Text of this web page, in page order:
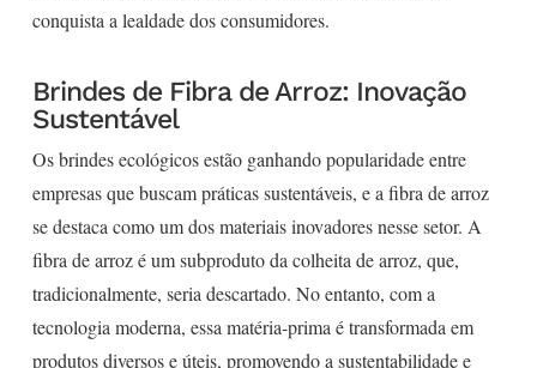
conquista a lealdade dos consumidores.
Brindes de Fibra de Arroz: Inovação
Sustentável
Os brindes ecológicos estão ganhando popularidade entre
empresas que buscam práticas sustentáveis, e a fibra de arroz
se destaca como um dos materiais inovadores nesse setor. A
fibra de arroz é um subproduto da colheita de arroz, que,
tradicionalmente, seria descartado. No entanto, com a
tecnologia moderna, essa matéria-prima é transformada em
produtos diversos e úteis, promovendo a sustentabilidade e